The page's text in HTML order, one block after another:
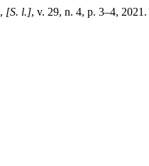
, [S. l.], v. 29, n. 4, p. 3–4,